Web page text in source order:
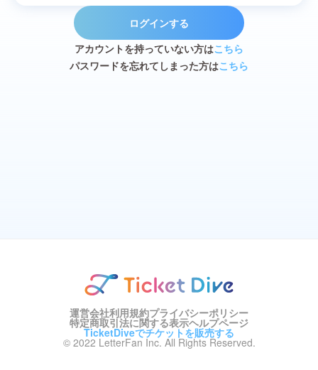
ログインする
アカウントを持っていない方はこちら
パスワードを忘れてしまった方はこちら
運営会社利用規約プライバシーポリシー
特定商取引法に関する表示ヘルプページ
TicketDiveでチケットを販売する
© 2022 LetterFan Inc. All Rights Reserved.